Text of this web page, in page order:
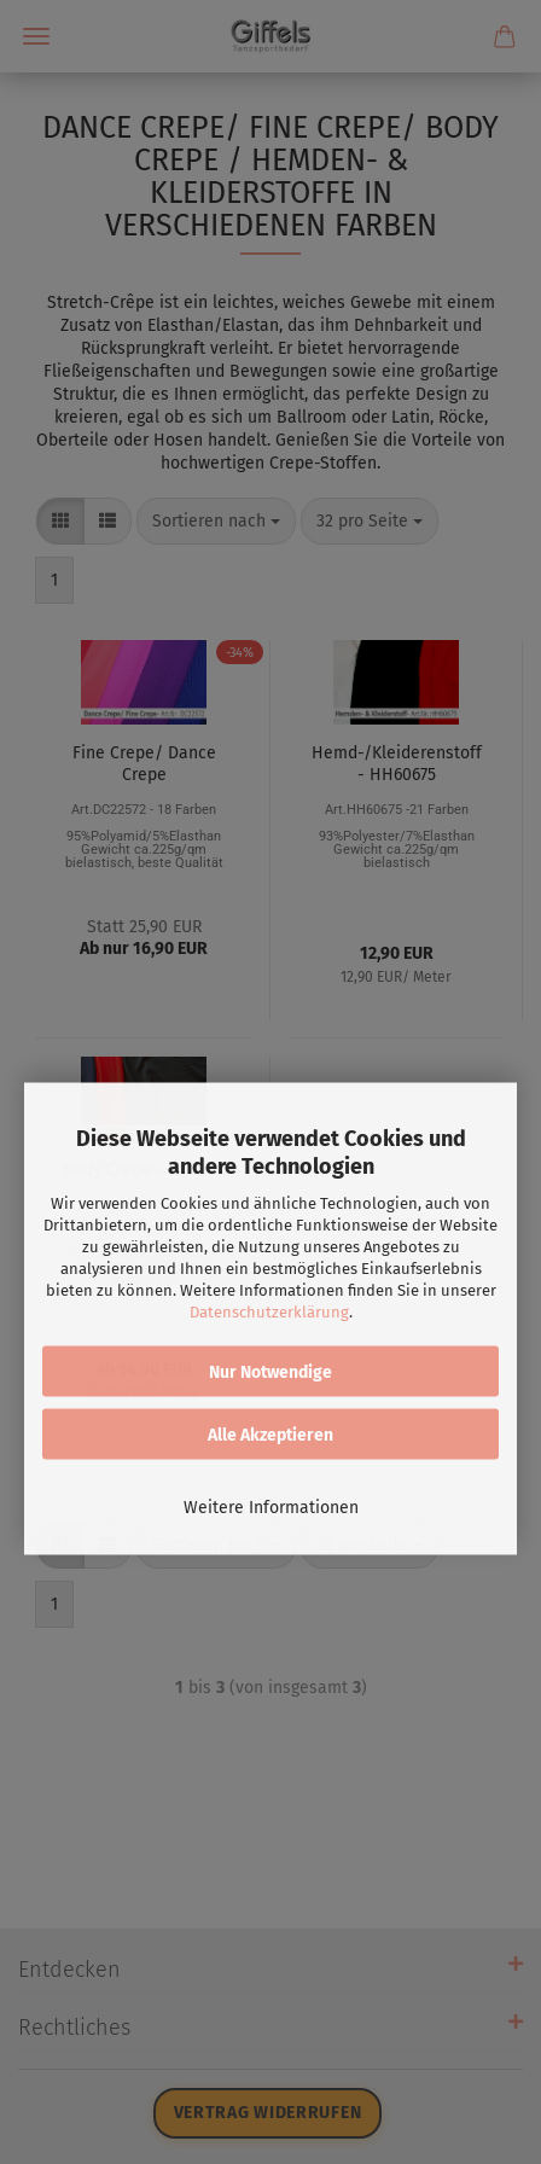
Diese Webseite verwendet Cookies und
andere Technologien
Wir verwenden Cookies und ähnliche Technologien, auch von
Drittanbietern, um die ordentliche Funktionsweise der Website
zu gewährleisten, die Nutzung unseres Angebotes zu
analysieren und Ihnen ein bestmögliches Einkaufserlebnis
bieten zu können. Weitere Informationen finden Sie in unserer
Datenschutzerklärung.
Alle Akzeptieren
Nur Notwendige
Weitere Informationen
DANCE CREPE/ FINE CREPE/ BODY
CREPE / HEMDEN- &
KLEIDERSTOFFE IN
VERSCHIEDENEN FARBEN
Stretch-Crêpe ist ein leichtes, weiches Gewebe mit einem
Zusatz von Elasthan/Elastan, das ihm Dehnbarkeit und
Rücksprungkraft verleiht. Er bietet hervorragende
Fließeigenschaften und Bewegungen sowie eine großartige
Struktur, die es Ihnen ermöglicht, das perfekte Design zu
kreieren, egal ob es sich um Ballroom oder Latin, Röcke,
Oberteile oder Hosen handelt. Genießen Sie die Vorteile von
hochwertigen Crepe-Stoffen.
Sortieren nach 32 pro Seite
1
-34%
Fine Crepe/ Dance
Crepe
Art.DC22572 - 18 Farben
95%Polyamid/5%Elasthan
Gewicht ca.225g/qm
bielastisch, beste Qualität
Statt 25,90 EUR
Ab nur 16,90 EUR
Hemd-/Kleiderenstoff
- HH60675
Art.HH60675 -21 Farben
93%Polyester/7%Elasthan
Gewicht ca.225g/qm
bielastisch
12,90 EUR
12,90 EUR/ Meter
Body Crepe - DC8002
Art.DC8002 -5 Farben
95%Polyester/5%Elasthan
Gewicht ca.280g/qm
bielastisch
14,90 EUR/ Meter
1
1 bis 3(von insgesamt 3)
Entdecken
Öffnungszeiten
Rechtliches
VERTRAG WIDERRUFEN